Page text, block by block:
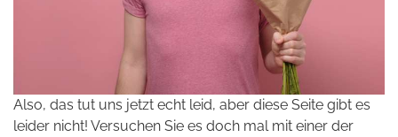
Also, das tut uns jetzt echt leid, aber diese Seite gibt es
leider nicht! Versuchen Sie es doch mal mit einer der